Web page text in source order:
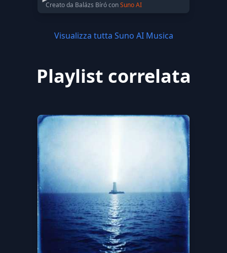
Creato da Balázs Bíró conSuno AI
Visualizza tutta Suno AI Musica
Playlist correlata